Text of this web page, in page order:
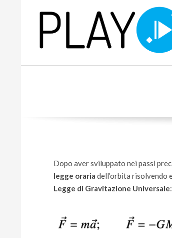
P
Dopo aver sviluppato nei passi
legge oraria dell’orbita risolvendo
Legge di Gravitazione Universale: